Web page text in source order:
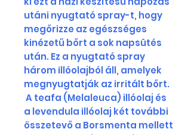
utáni nyugtató spray-t, hogy
megőrizze az egészséges
kinézetű bőrt a sok napsütés
után. Ez a nyugtató spray
három illóolajból áll, amelyek
megnyugtatják az irritált bőrt.
A teafa (Melaleuca) illóolaj és
a levendula illóolaj két további
összetevő a Borsmenta mellett